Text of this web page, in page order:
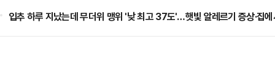
입추 하루 지났는데 무더위 맹위 '낮 최고 37도'…햇빛 알레르기 증상·집